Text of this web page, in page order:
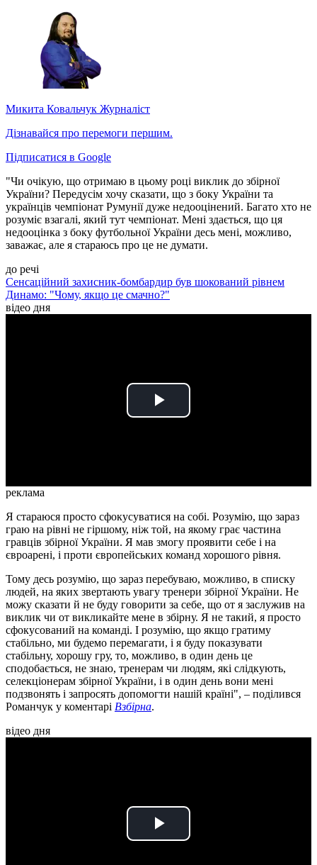
Микита Ковальчук Журналіст
Дізнавайся про перемоги першим.
Підписатися в Google
"Чи очікую, що отримаю в цьому році виклик до збірної
України? Передусім хочу сказати, що з боку України та
українців чемпіонат Румунії дуже недооцінений. Багато хто не
розуміє взагалі, який тут чемпіонат. Мені здається, що ця
недооцінка з боку футбольної України десь мені, можливо,
заважає, але я стараюсь про це не думати.
до речі
Сенсаційний захисник-бомбардир був шокований рівнем
Динамо: "Чому, якщо це смачно?"
відео дня
Play
реклама
Я стараюся просто сфокусуватися на собі. Розумію, що зараз
граю на рівні не гіршому, ніж той, на якому грає частина
гравців збірної України. Я мав змогу проявити себе і на
євроарені, і проти європейських команд хорошого рівня.
Тому десь розумію, що зараз перебуваю, можливо, в списку
людей, на яких звертають увагу тренери збірної України. Не
можу сказати й не буду говорити за себе, що от я заслужив на
виклик чи от викликайте мене в збірну. Я не такий, я просто
сфокусований на команді. І розумію, що якщо гратиму
стабільно, ми будемо перемагати, і я буду показувати
стабільну, хорошу гру, то, можливо, в один день це
сподобається, не знаю, тренерам чи людям, які слідкують,
селекціонерам збірної України, і в один день вони мені
подзвонять і запросять допомогти нашій країні", – поділився
Романчук у коментарі Взбірна.
відео дня
Play